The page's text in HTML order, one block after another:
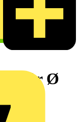
Ø